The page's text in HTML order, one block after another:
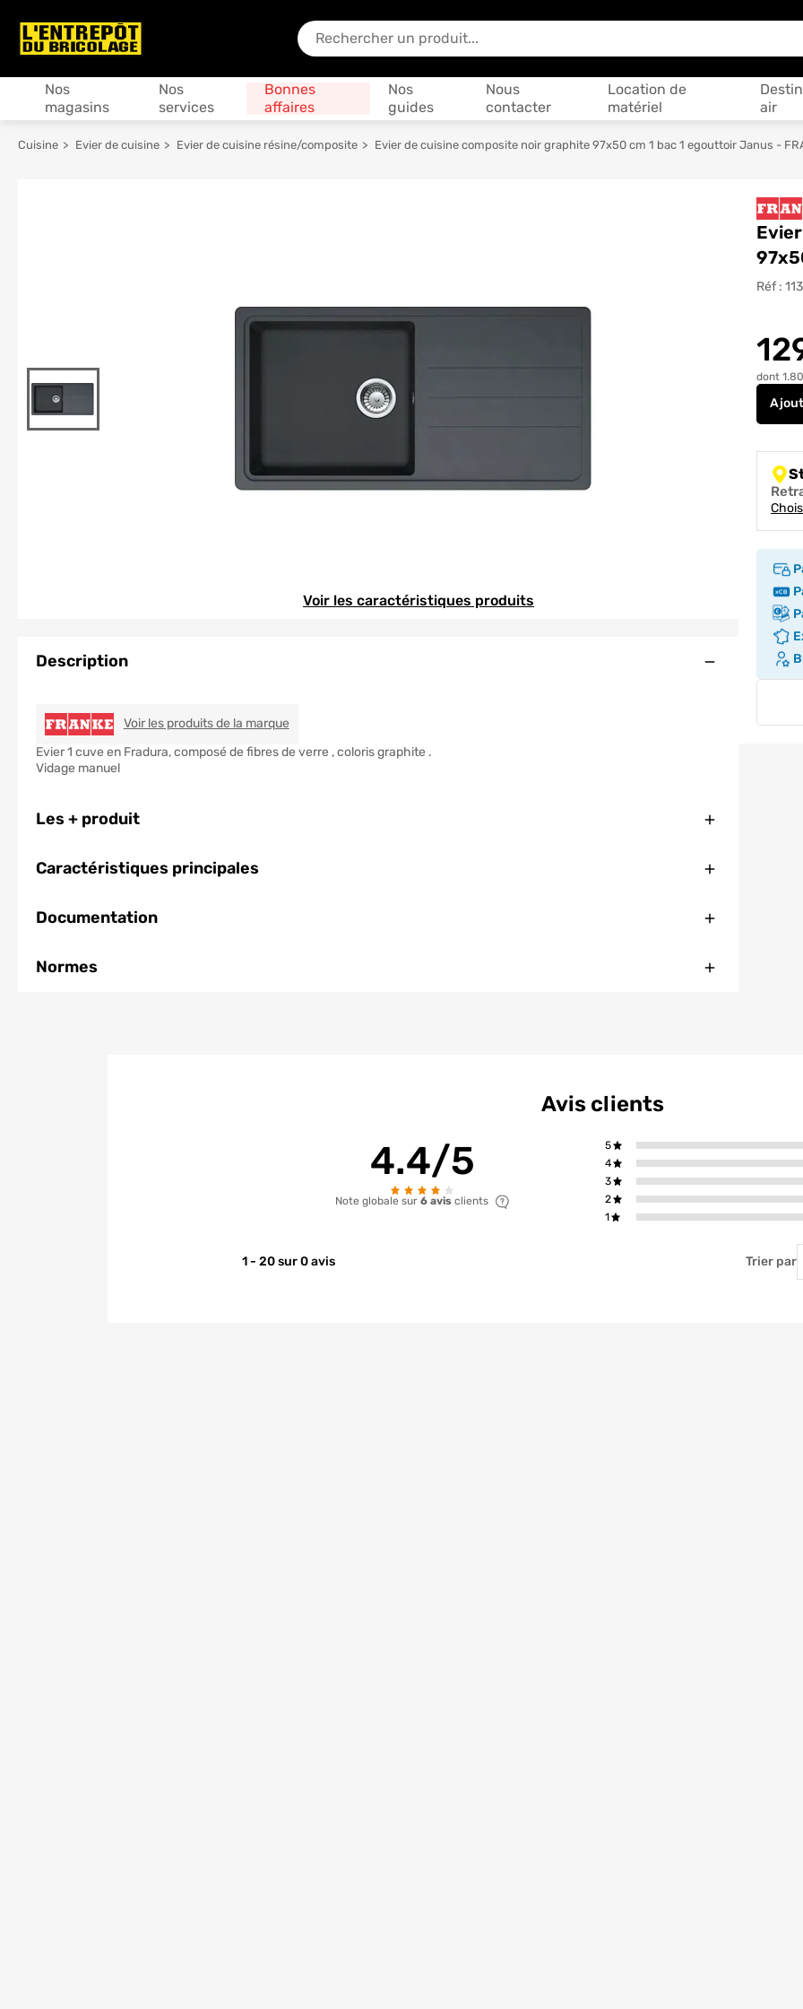
En quoi puis-je vous aider ?
Nos
magasins
Nos
services
Bonnes
affaires
Nos
guides
Nous
contacter
Location de
matériel
air
Cuisine Evier de cuisine Evier de cuisine résine/composite Evier de cuisine composite noir graphite 97x50 cm 1 bac 1 egouttoir Janus -
Réf :
dont
Voir les caractéristiques produits
Description Ouvert
Voir les produits de la marqueFRANKE
Evier 1 cuve en Fradura, composé de fibres de verre , coloris graphite .
Vidage manuel
Les + produit Fermer
Caractéristiques principales Fermer
Documentation Fermer
Normes Fermer
Avis clients
4.4/5
Note globale sur6 avis clients
5
4
3
2
1
1 - 20 sur 0 avis Trier par